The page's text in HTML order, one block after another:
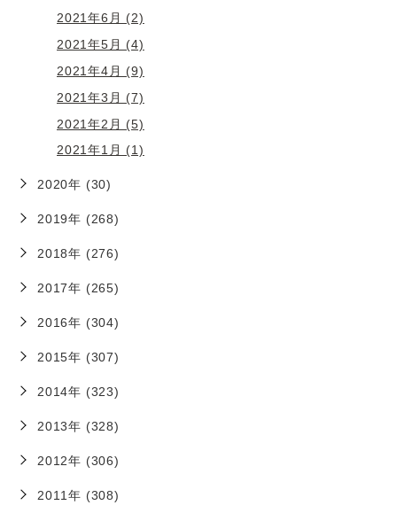
2021年6月 (2)
2021年5月 (4)
2021年4月 (9)
2021年3月 (7)
2021年2月 (5)
2021年1月 (1)
2020年 (30)
2019年 (268)
2018年 (276)
2017年 (265)
2016年 (304)
2015年 (307)
2014年 (323)
2013年 (328)
2012年 (306)
2011年 (308)